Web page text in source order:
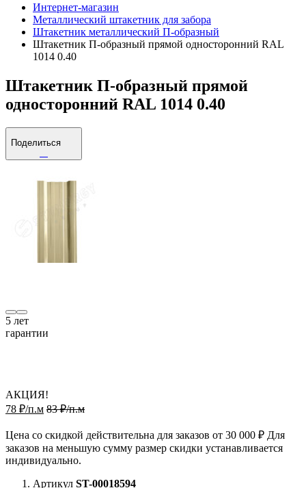
Интернет-магазин
Металлический штакетник для забора
Штакетник металлический П-образный
Штакетник П-образный прямой односторонний RAL
1014 0.40
Штакетник П-образный прямой
односторонний RAL 1014 0.40
Поделиться
5 лет
гарантии
АКЦИЯ!
78 ₽/п.м 83 ₽/п.м
Цена со скидкой действительна для заказов от 30 000 ₽ Для
заказов на меньшую сумму размер скидки устанавливается
индивидуально.
Артикул ST-00018594